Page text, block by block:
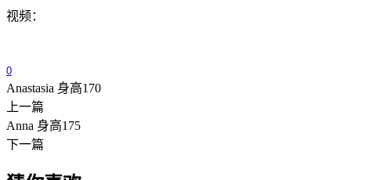
视频：
0
Anastasia 身高170
上一篇
Anna 身高175
下一篇